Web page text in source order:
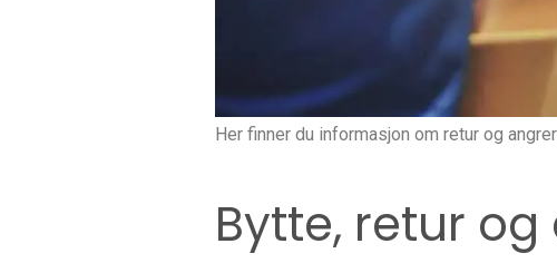
Her finner du informasjon om retur og
Bytte, retur